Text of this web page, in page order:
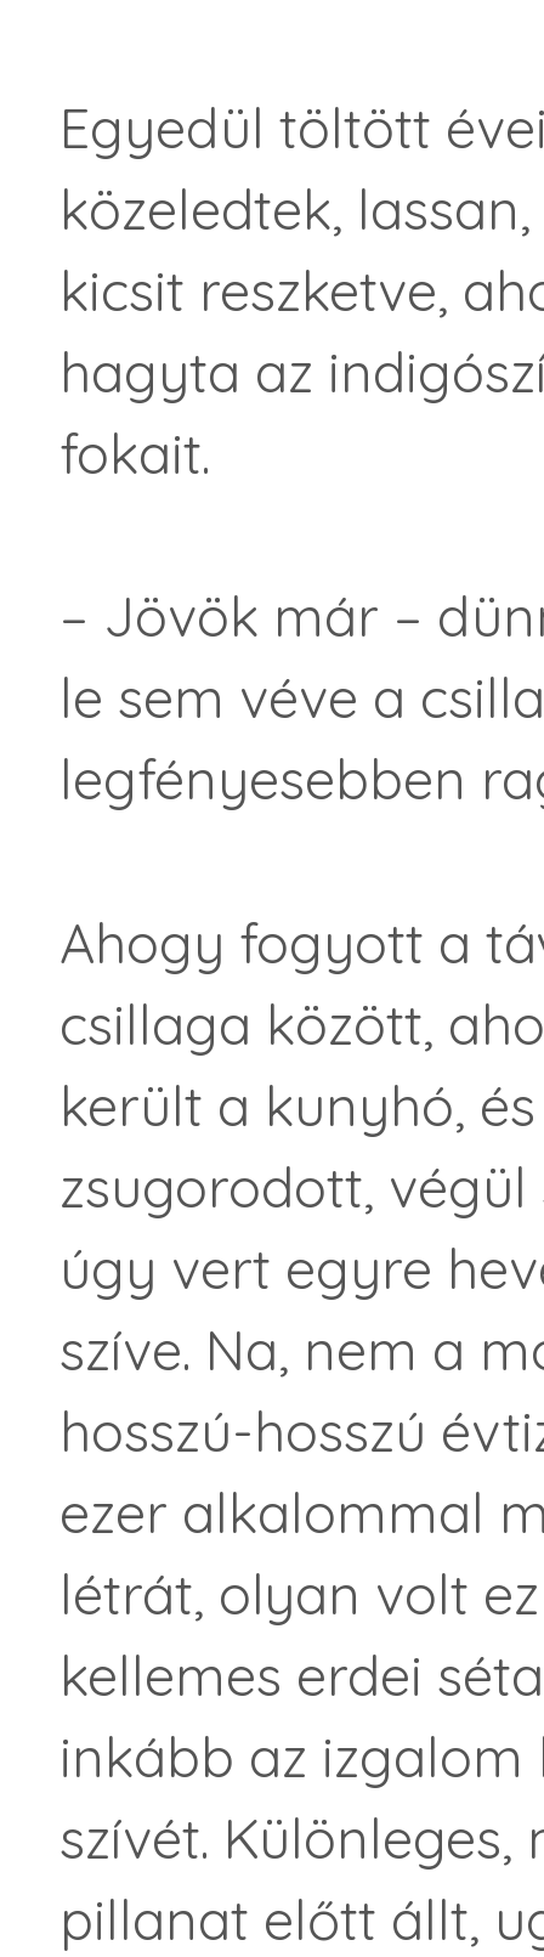
Egyedül töltött
közeledtek,
kicsit reszketve,
hagyta az
fokait.
– Jövök már –
le sem véve a
legfényesebben
Ahogy fogyott a
csillaga között,
került a kunyhó,
zsugorodott,
úgy vert egyre
szíve. Na, nem a
hosszú-hosszú
ezer alkalommal
létrát, olyan volt
kellemes erdei
inkább az
szívét.
pillanat előtt állt,